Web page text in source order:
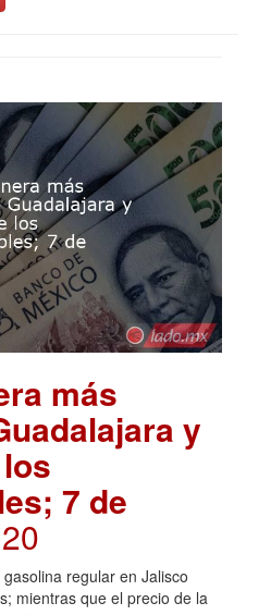
más
y
7 de
regular en Jalisco
mientras que el precio de la